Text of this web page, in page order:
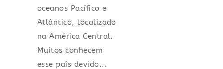
oceanos Pacífico e
Atlântico, localizado
na América Central.
Muitos conhecem
esse país devido...